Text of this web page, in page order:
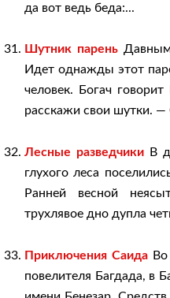
да вот ведь беда:...
Шутник парень
Идет однажды этот
человек. Богач
расскажи свои шутки. —
Лесные разведчикиВ
глухого леса
Ранней весной
трухлявое дно дупла
Приключения СаидаВо
повелителя Багдада, в